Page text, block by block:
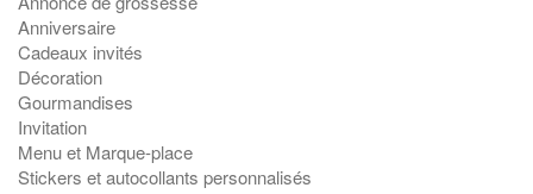
Anniversaire
Cadeaux invités
Décoration
Gourmandises
Invitation
Menu et Marque-place
Stickers et autocollants personnalisés